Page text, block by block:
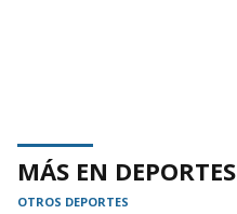
MÁS EN DEPORTES
OTROS DEPORTES